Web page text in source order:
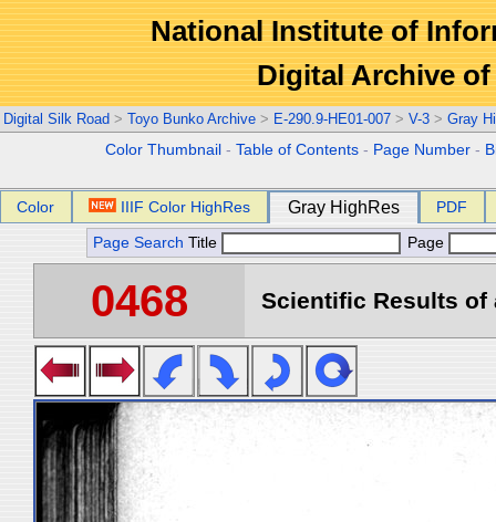
National Institute of
Digital Archive
Digital Silk Road > Toyo Bunko Archive > E-290.9-HE01-007 > V-3 > Gray
Color Thumbnail -Table of Contents - Page Number -
Color IIIF Color HighRes Gray HighRes PDF
Page Search Title Page
0468 Scientific Results of